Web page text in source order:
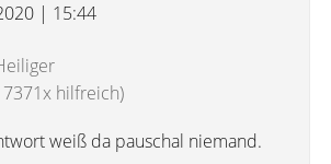
| 15:44
hilfreich)
weiß da pauschal niemand.